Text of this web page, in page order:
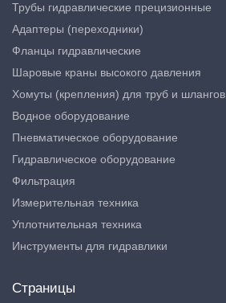
Трубы гидравлические прецизионные
Адаптеры (переходники)
Фланцы гидравлические
Шаровые краны высокого давления
Хомуты (крепления) для труб и шлангов
Водное оборудование
Пневматическое оборудование
Гидравлическое оборудование
Фильтрация
Измерительная техника
Уплотнительная техника
Инструменты для гидравлики
Страницы